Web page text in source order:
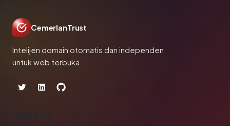
CemerlanTrust
Intelijen domain otomatis dan independen
untuk web terbuka.
PRODUK